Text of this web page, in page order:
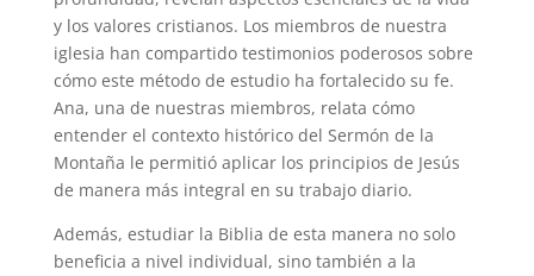
y los valores cristianos. Los miembros de nuestra
iglesia han compartido testimonios poderosos sobre
cómo este método de estudio ha fortalecido su fe.
Ana, una de nuestras miembros, relata cómo
entender el contexto histórico del Sermón de la
Montaña le permitió aplicar los principios de Jesús
de manera más integral en su trabajo diario.
Además, estudiar la Biblia de esta manera no solo
beneficia a nivel individual, sino también a la